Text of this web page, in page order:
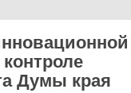
Думы края